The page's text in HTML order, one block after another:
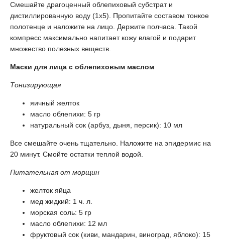
Смешайте драгоценный облепиховый субстрат и
дистиллированную воду (1х5). Пропитайте составом тонкое
полотенце и наложите на лицо. Держите полчаса. Такой
компресс максимально напитает кожу влагой и подарит
множество полезных веществ.
Маски для лица с облепиховым маслом
Тонизирующая
яичный желток
масло облепихи: 5 гр
натуральный сок (арбуз, дыня, персик): 10 мл
Все смешайте очень тщательно. Наложите на эпидермис на
20 минут. Смойте остатки теплой водой.
Питательная от морщин
желток яйца
мед жидкий: 1 ч. л.
морская соль: 5 гр
масло облепихи: 12 мл
фруктовый сок (киви, мандарин, виноград, яблоко): 15